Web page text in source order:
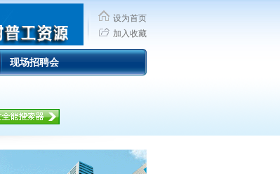
设为首页
加入收藏
现场招聘会